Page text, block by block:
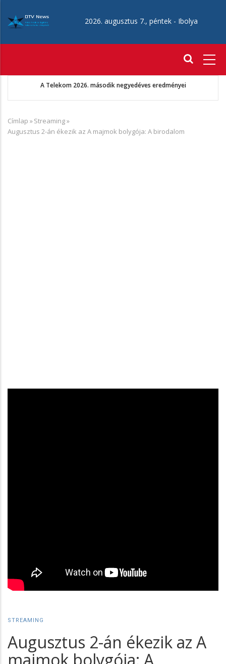
tartalomra
2026. augusztus 7., péntek - Ibolya
A Telekom 2026. második negyedéves eredményei
Morzsa
Címlap »Streaming»
Augusztus 2-án ékezik az A majmok bolygója: A birodalom
STREAMING
Augusztus 2-án ékezik az A
majmok bolygója: A